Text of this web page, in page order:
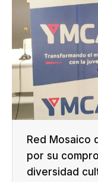
Red Mosaico
por su
diversidad